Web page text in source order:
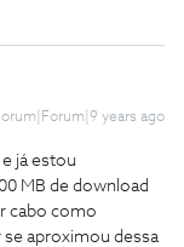
years ago
já estou
MB de download
cabo como
se aproximou dessa